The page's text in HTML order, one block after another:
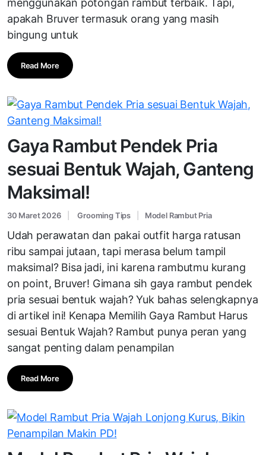
menggunakan potongan rambut terbaik. Tapi,
apakah Bruver termasuk orang yang masih
bingung untuk
Read More
Gaya Rambut Pendek Pria
sesuai Bentuk Wajah, Ganteng
Maksimal!
30 Maret 2026 Grooming Tips Model Rambut Pria
Udah perawatan dan pakai outfit harga ratusan
ribu sampai jutaan, tapi merasa belum tampil
maksimal? Bisa jadi, ini karena rambutmu kurang
on point, Bruver! Gimana sih gaya rambut pendek
pria sesuai bentuk wajah? Yuk bahas selengkapnya
di artikel ini! Kenapa Memilih Gaya Rambut Harus
sesuai Bentuk Wajah? Rambut punya peran yang
sangat penting dalam penampilan
Read More